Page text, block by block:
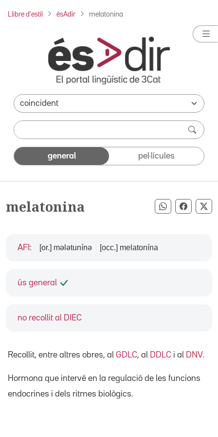
Llibre d'estil ésAdir melatonina
general pel·lícules
melatonina Compartir
ús general
no recollit al DIEC
AFI : [or.] mələtunínə [occ.] melatonína
Recollit, entre altres obres, al GDLC, al DDLC i al DNV.
Hormona que intervé en la regulació de les funcions
endocrines i dels ritmes biològics.